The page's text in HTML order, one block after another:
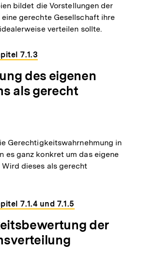
bildet die Vorstellungen der
gerechte Gesellschaft ihre
verteilen sollte.
7.1.3
des eigenen
als gerecht
Gerechtigkeitswahrnehmung in
es ganz konkret um das eigene
dieses als gerecht
7.1.4 und 7.1.5
der